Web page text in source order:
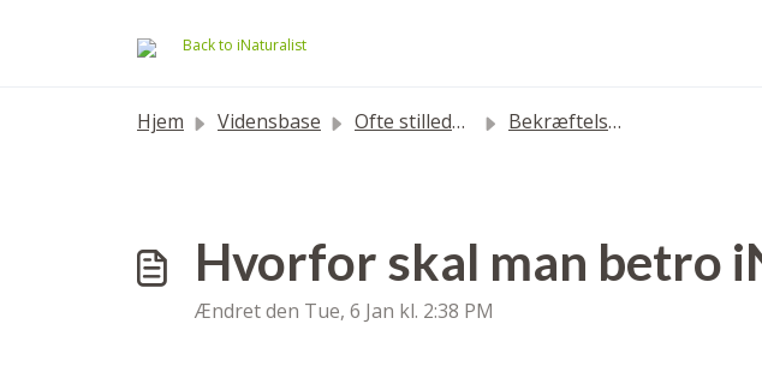
Back to iNaturalist
Hjem Vidensbase Ofte stillede spørgsmål Bekræftelse af e-mail
Hvorfor skal man betro
Ændret den Tue, 6 Jan kl. 2:38 PM